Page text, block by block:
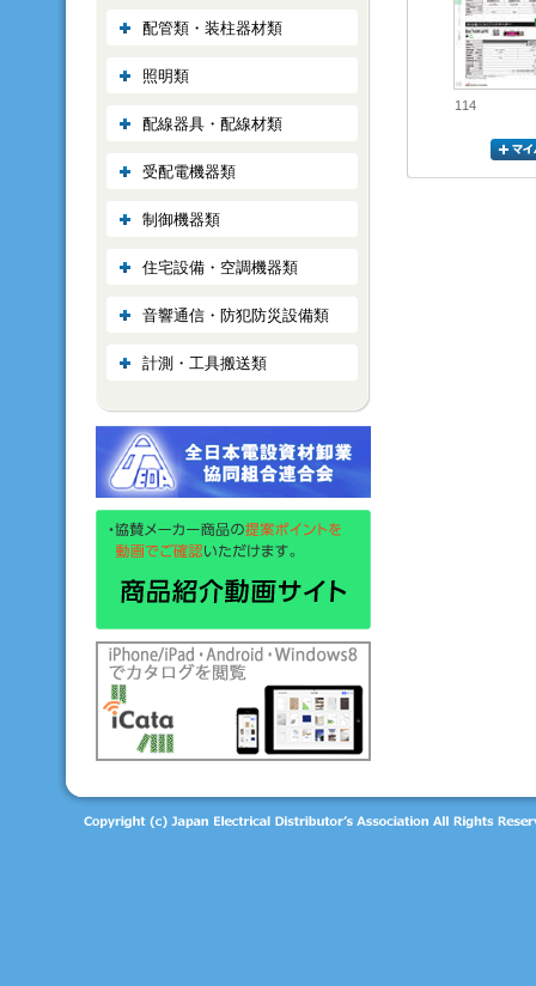
114
配管類・装柱器材類
照明類
配線器具・配線材類
受配電機器類
制御機器類
住宅設備・空調機器類
音響通信・防犯防災設備類
計測・工具搬送類